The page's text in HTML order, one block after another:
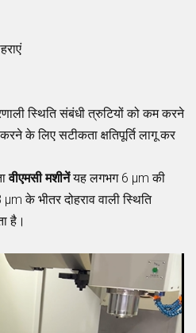
स्थिति संबंधी त्रुटियों को कम करने
के लिए सटीकता क्षतिपूर्ति लागू कर
वीएमसी मशीनेंयह लगभग 6 μm की
के भीतर दोहराव वाली स्थिति
है।